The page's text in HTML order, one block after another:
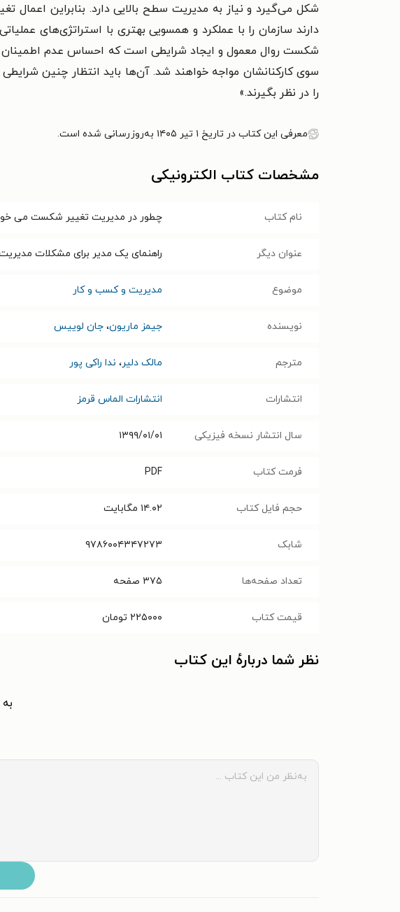
شکل می‌گیرد و نیاز به مدیریت سطح بالایی دارد. بنابراین اعمال
دارند سازمان را با عملکرد و همسویی بهتری با استراتژی‌های
شکست روال معمول و ایجاد شرایطی است که احساس عدم اطمینان را
سوی کارکنانشان مواجه خواهند شد. آن‌ها باید انتظار چنین
را در نظر بگیرند.»
معرفی این کتاب در تاریخ ۱ تیر ۱۴۰۵ به‌روزرسانی شده است.
مشخصات کتاب الکترونیکی
نام کتاب چطور در مدیریت تغییر شکست می
عنوان دیگر راهنمای یک مدیر برای مشکلات
موضوع مدیریت و کسب و کار
نویسنده جیمز ماریون، جان لوییس
مترجم مالک دلیر، ندا راکی پور
انتشارات انتشارات الماس قرمز
سال انتشار نسخه فیزیکی ۱۳۹۹/۰۱/۰۱
فرمت کتاب PDF
حجم فایل کتاب ۱۴.۰۲ مگابایت
شابک ۹۷۸۶۰۰۴۳۴۷۲۷۳
تعداد صفحه‌ها ۳۷۵ صفحه
قیمت کتاب ۲۲۵۰۰۰ تومان
نظر شما دربارهٔ این کتاب